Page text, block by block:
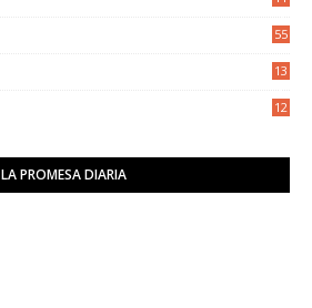
55
13
12
LA PROMESA DIARIA